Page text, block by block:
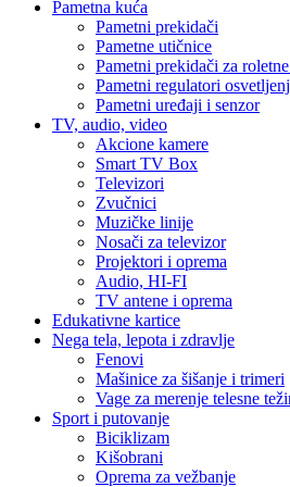
Pametna kuća
Pametni prekidači
Pametne utičnice
Pametni prekidači za
Pametni regulatori
Pametni uređaji i senzor
TV, audio, video
Akcione kamere
Smart TV Box
Televizori
Zvučnici
Muzičke linije
Nosači za televizor
Projektori i oprema
Audio, HI-FI
TV antene i oprema
Edukativne kartice
Nega tela, lepota i zdravlje
Fenovi
Mašinice za šišanje i trimeri
Vage za merenje telesne
Sport i putovanje
Biciklizam
Kišobrani
Oprema za vežbanje